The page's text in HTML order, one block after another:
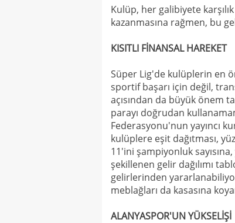
Kulüp, her galibiyete
kazanmasına rağmen, bu
KISITLI FİNANSAL HAREKET
Süper Lig'de kulüplerin en
sportif başarı için değil,
açısından da büyük önem
parayı doğrudan
Federasyonu'nun yayıncı
kulüplere eşit dağıtması,
11'ini şampiyonluk
şekillenen gelir dağılımı
gelirlerinden
meblağları da kasasına
ALANYASPOR'UN YÜKSELİŞİ